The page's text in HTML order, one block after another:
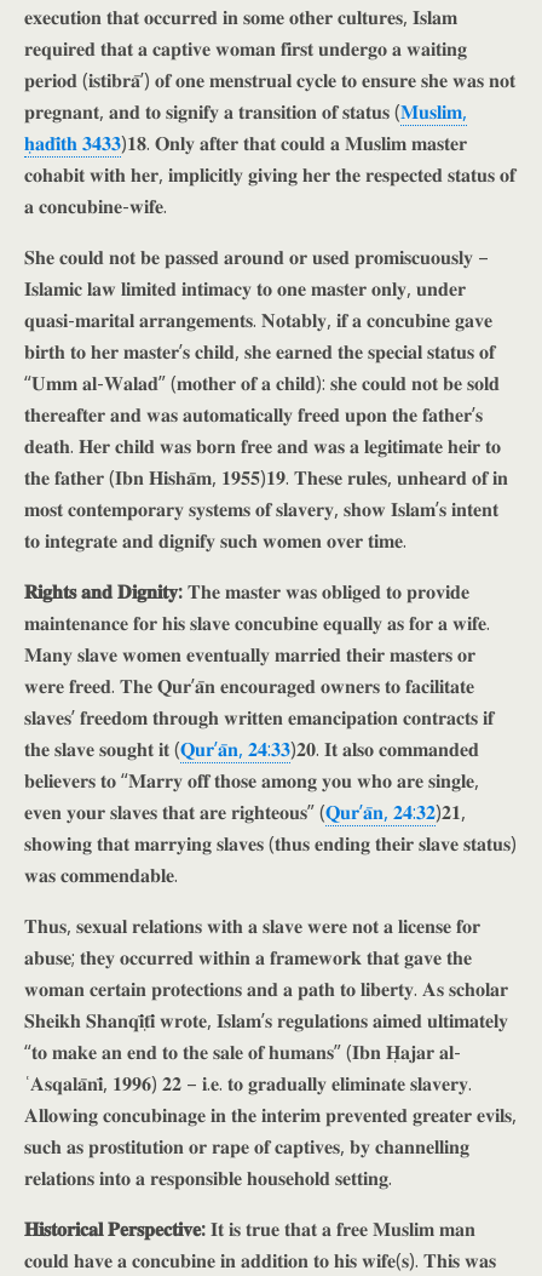
𝐞𝐱𝐞𝐜𝐮𝐭𝐢𝐨𝐧 𝐭𝐡𝐚𝐭 𝐨𝐜𝐜𝐮𝐫𝐫𝐞𝐝 𝐢𝐧 𝐬𝐨𝐦𝐞 𝐨𝐭𝐡𝐞𝐫 𝐜𝐮𝐥𝐭𝐮𝐫𝐞𝐬, 𝐈𝐬𝐥𝐚𝐦
𝐫𝐞𝐪𝐮𝐢𝐫𝐞𝐝 𝐭𝐡𝐚𝐭 𝐚 𝐜𝐚𝐩𝐭𝐢𝐯𝐞 𝐰𝐨𝐦𝐚𝐧 𝐟𝐢𝐫𝐬𝐭 𝐮𝐧𝐝𝐞𝐫𝐠𝐨 𝐚 𝐰𝐚𝐢𝐭𝐢𝐧𝐠
𝐩𝐞𝐫𝐢𝐨𝐝 (𝐢𝐬𝐭𝐢𝐛𝐫𝐚̄’) 𝐨𝐟 𝐨𝐧𝐞 𝐦𝐞𝐧𝐬𝐭𝐫𝐮𝐚𝐥 𝐜𝐲𝐜𝐥𝐞 𝐭𝐨 𝐞𝐧𝐬𝐮𝐫𝐞 𝐬𝐡𝐞 𝐰𝐚𝐬 𝐧𝐨𝐭
𝐩𝐫𝐞𝐠𝐧𝐚𝐧𝐭, 𝐚𝐧𝐝 𝐭𝐨 𝐬𝐢𝐠𝐧𝐢𝐟𝐲 𝐚 𝐭𝐫𝐚𝐧𝐬𝐢𝐭𝐢𝐨𝐧 𝐨𝐟 𝐬𝐭𝐚𝐭𝐮𝐬 (𝐌𝐮𝐬𝐥𝐢𝐦,
𝐡̣𝐚𝐝𝐢̄𝐭𝐡 𝟑𝟒𝟑𝟑)𝟏𝟖. 𝐎𝐧𝐥𝐲 𝐚𝐟𝐭𝐞𝐫 𝐭𝐡𝐚𝐭 𝐜𝐨𝐮𝐥𝐝 𝐚 𝐌𝐮𝐬𝐥𝐢𝐦 𝐦𝐚𝐬𝐭𝐞𝐫
𝐜𝐨𝐡𝐚𝐛𝐢𝐭 𝐰𝐢𝐭𝐡 𝐡𝐞𝐫, 𝐢𝐦𝐩𝐥𝐢𝐜𝐢𝐭𝐥𝐲 𝐠𝐢𝐯𝐢𝐧𝐠 𝐡𝐞𝐫 𝐭𝐡𝐞 𝐫𝐞𝐬𝐩𝐞𝐜𝐭𝐞𝐝 𝐬𝐭𝐚𝐭𝐮𝐬 𝐨𝐟
𝐚 𝐜𝐨𝐧𝐜𝐮𝐛𝐢𝐧𝐞-𝐰𝐢𝐟𝐞.
𝐒𝐡𝐞 𝐜𝐨𝐮𝐥𝐝 𝐧𝐨𝐭 𝐛𝐞 𝐩𝐚𝐬𝐬𝐞𝐝 𝐚𝐫𝐨𝐮𝐧𝐝 𝐨𝐫 𝐮𝐬𝐞𝐝 𝐩𝐫𝐨𝐦𝐢𝐬𝐜𝐮𝐨𝐮𝐬𝐥𝐲 –
𝐈𝐬𝐥𝐚𝐦𝐢𝐜 𝐥𝐚𝐰 𝐥𝐢𝐦𝐢𝐭𝐞𝐝 𝐢𝐧𝐭𝐢𝐦𝐚𝐜𝐲 𝐭𝐨 𝐨𝐧𝐞 𝐦𝐚𝐬𝐭𝐞𝐫 𝐨𝐧𝐥𝐲, 𝐮𝐧𝐝𝐞𝐫
𝐪𝐮𝐚𝐬𝐢-𝐦𝐚𝐫𝐢𝐭𝐚𝐥 𝐚𝐫𝐫𝐚𝐧𝐠𝐞𝐦𝐞𝐧𝐭𝐬. 𝐍𝐨𝐭𝐚𝐛𝐥𝐲, 𝐢𝐟 𝐚 𝐜𝐨𝐧𝐜𝐮𝐛𝐢𝐧𝐞 𝐠𝐚𝐯𝐞
𝐛𝐢𝐫𝐭𝐡 𝐭𝐨 𝐡𝐞𝐫 𝐦𝐚𝐬𝐭𝐞𝐫’𝐬 𝐜𝐡𝐢𝐥𝐝, 𝐬𝐡𝐞 𝐞𝐚𝐫𝐧𝐞𝐝 𝐭𝐡𝐞 𝐬𝐩𝐞𝐜𝐢𝐚𝐥 𝐬𝐭𝐚𝐭𝐮𝐬 𝐨𝐟
“𝐔𝐦𝐦 𝐚𝐥-𝐖𝐚𝐥𝐚𝐝” (𝐦𝐨𝐭𝐡𝐞𝐫 𝐨𝐟 𝐚 𝐜𝐡𝐢𝐥𝐝): 𝐬𝐡𝐞 𝐜𝐨𝐮𝐥𝐝 𝐧𝐨𝐭 𝐛𝐞 𝐬𝐨𝐥𝐝
𝐭𝐡𝐞𝐫𝐞𝐚𝐟𝐭𝐞𝐫 𝐚𝐧𝐝 𝐰𝐚𝐬 𝐚𝐮𝐭𝐨𝐦𝐚𝐭𝐢𝐜𝐚𝐥𝐥𝐲 𝐟𝐫𝐞𝐞𝐝 𝐮𝐩𝐨𝐧 𝐭𝐡𝐞 𝐟𝐚𝐭𝐡𝐞𝐫’𝐬
𝐝𝐞𝐚𝐭𝐡. 𝐇𝐞𝐫 𝐜𝐡𝐢𝐥𝐝 𝐰𝐚𝐬 𝐛𝐨𝐫𝐧 𝐟𝐫𝐞𝐞 𝐚𝐧𝐝 𝐰𝐚𝐬 𝐚 𝐥𝐞𝐠𝐢𝐭𝐢𝐦𝐚𝐭𝐞 𝐡𝐞𝐢𝐫 𝐭𝐨
𝐭𝐡𝐞 𝐟𝐚𝐭𝐡𝐞𝐫 (𝐈𝐛𝐧 𝐇𝐢𝐬𝐡𝐚̄𝐦, 𝟏𝟗𝟓𝟓)𝟏𝟗. 𝐓𝐡𝐞𝐬𝐞 𝐫𝐮𝐥𝐞𝐬, 𝐮𝐧𝐡𝐞𝐚𝐫𝐝 𝐨𝐟 𝐢𝐧
𝐦𝐨𝐬𝐭 𝐜𝐨𝐧𝐭𝐞𝐦𝐩𝐨𝐫𝐚𝐫𝐲 𝐬𝐲𝐬𝐭𝐞𝐦𝐬 𝐨𝐟 𝐬𝐥𝐚𝐯𝐞𝐫𝐲, 𝐬𝐡𝐨𝐰 𝐈𝐬𝐥𝐚𝐦’𝐬 𝐢𝐧𝐭𝐞𝐧𝐭
𝐭𝐨 𝐢𝐧𝐭𝐞𝐠𝐫𝐚𝐭𝐞 𝐚𝐧𝐝 𝐝𝐢𝐠𝐧𝐢𝐟𝐲 𝐬𝐮𝐜𝐡 𝐰𝐨𝐦𝐞𝐧 𝐨𝐯𝐞𝐫 𝐭𝐢𝐦𝐞.
𝐑𝐢𝐠𝐡𝐭𝐬 𝐚𝐧𝐝 𝐃𝐢𝐠𝐧𝐢𝐭𝐲:𝐓𝐡𝐞 𝐦𝐚𝐬𝐭𝐞𝐫 𝐰𝐚𝐬 𝐨𝐛𝐥𝐢𝐠𝐞𝐝 𝐭𝐨 𝐩𝐫𝐨𝐯𝐢𝐝𝐞
𝐦𝐚𝐢𝐧𝐭𝐞𝐧𝐚𝐧𝐜𝐞 𝐟𝐨𝐫 𝐡𝐢𝐬 𝐬𝐥𝐚𝐯𝐞 𝐜𝐨𝐧𝐜𝐮𝐛𝐢𝐧𝐞 𝐞𝐪𝐮𝐚𝐥𝐥𝐲 𝐚𝐬 𝐟𝐨𝐫 𝐚 𝐰𝐢𝐟𝐞.
𝐌𝐚𝐧𝐲 𝐬𝐥𝐚𝐯𝐞 𝐰𝐨𝐦𝐞𝐧 𝐞𝐯𝐞𝐧𝐭𝐮𝐚𝐥𝐥𝐲 𝐦𝐚𝐫𝐫𝐢𝐞𝐝 𝐭𝐡𝐞𝐢𝐫 𝐦𝐚𝐬𝐭𝐞𝐫𝐬 𝐨𝐫
𝐰𝐞𝐫𝐞 𝐟𝐫𝐞𝐞𝐝. 𝐓𝐡𝐞 𝐐𝐮𝐫’𝐚̄𝐧 𝐞𝐧𝐜𝐨𝐮𝐫𝐚𝐠𝐞𝐝 𝐨𝐰𝐧𝐞𝐫𝐬 𝐭𝐨 𝐟𝐚𝐜𝐢𝐥𝐢𝐭𝐚𝐭𝐞
𝐬𝐥𝐚𝐯𝐞𝐬’ 𝐟𝐫𝐞𝐞𝐝𝐨𝐦 𝐭𝐡𝐫𝐨𝐮𝐠𝐡 𝐰𝐫𝐢𝐭𝐭𝐞𝐧 𝐞𝐦𝐚𝐧𝐜𝐢𝐩𝐚𝐭𝐢𝐨𝐧 𝐜𝐨𝐧𝐭𝐫𝐚𝐜𝐭𝐬 𝐢𝐟
𝐭𝐡𝐞 𝐬𝐥𝐚𝐯𝐞 𝐬𝐨𝐮𝐠𝐡𝐭 𝐢𝐭 (𝐐𝐮𝐫’𝐚̄𝐧, 𝟐𝟒:𝟑𝟑)𝟐𝟎. 𝐈𝐭 𝐚𝐥𝐬𝐨 𝐜𝐨𝐦𝐦𝐚𝐧𝐝𝐞𝐝
𝐛𝐞𝐥𝐢𝐞𝐯𝐞𝐫𝐬 𝐭𝐨 “𝐌𝐚𝐫𝐫𝐲 𝐨𝐟𝐟 𝐭𝐡𝐨𝐬𝐞 𝐚𝐦𝐨𝐧𝐠 𝐲𝐨𝐮 𝐰𝐡𝐨 𝐚𝐫𝐞 𝐬𝐢𝐧𝐠𝐥𝐞,
𝐞𝐯𝐞𝐧 𝐲𝐨𝐮𝐫 𝐬𝐥𝐚𝐯𝐞𝐬 𝐭𝐡𝐚𝐭 𝐚𝐫𝐞 𝐫𝐢𝐠𝐡𝐭𝐞𝐨𝐮𝐬” (𝐐𝐮𝐫’𝐚̄𝐧, 𝟐𝟒:𝟑𝟐)𝟐𝟏,
𝐬𝐡𝐨𝐰𝐢𝐧𝐠 𝐭𝐡𝐚𝐭 𝐦𝐚𝐫𝐫𝐲𝐢𝐧𝐠 𝐬𝐥𝐚𝐯𝐞𝐬 (𝐭𝐡𝐮𝐬 𝐞𝐧𝐝𝐢𝐧𝐠 𝐭𝐡𝐞𝐢𝐫 𝐬𝐥𝐚𝐯𝐞 𝐬𝐭𝐚𝐭𝐮𝐬)
𝐰𝐚𝐬 𝐜𝐨𝐦𝐦𝐞𝐧𝐝𝐚𝐛𝐥𝐞.
𝐓𝐡𝐮𝐬, 𝐬𝐞𝐱𝐮𝐚𝐥 𝐫𝐞𝐥𝐚𝐭𝐢𝐨𝐧𝐬 𝐰𝐢𝐭𝐡 𝐚 𝐬𝐥𝐚𝐯𝐞 𝐰𝐞𝐫𝐞 𝐧𝐨𝐭 𝐚 𝐥𝐢𝐜𝐞𝐧𝐬𝐞 𝐟𝐨𝐫
𝐚𝐛𝐮𝐬𝐞; 𝐭𝐡𝐞𝐲 𝐨𝐜𝐜𝐮𝐫𝐫𝐞𝐝 𝐰𝐢𝐭𝐡𝐢𝐧 𝐚 𝐟𝐫𝐚𝐦𝐞𝐰𝐨𝐫𝐤 𝐭𝐡𝐚𝐭 𝐠𝐚𝐯𝐞 𝐭𝐡𝐞
𝐰𝐨𝐦𝐚𝐧 𝐜𝐞𝐫𝐭𝐚𝐢𝐧 𝐩𝐫𝐨𝐭𝐞𝐜𝐭𝐢𝐨𝐧𝐬 𝐚𝐧𝐝 𝐚 𝐩𝐚𝐭𝐡 𝐭𝐨 𝐥𝐢𝐛𝐞𝐫𝐭𝐲. 𝐀𝐬 𝐬𝐜𝐡𝐨𝐥𝐚𝐫
𝐒𝐡𝐞𝐢𝐤𝐡 𝐒𝐡𝐚𝐧𝐪𝐢̄𝐭̣𝐢̄ 𝐰𝐫𝐨𝐭𝐞, 𝐈𝐬𝐥𝐚𝐦’𝐬 𝐫𝐞𝐠𝐮𝐥𝐚𝐭𝐢𝐨𝐧𝐬 𝐚𝐢𝐦𝐞𝐝 𝐮𝐥𝐭𝐢𝐦𝐚𝐭𝐞𝐥𝐲
“𝐭𝐨 𝐦𝐚𝐤𝐞 𝐚𝐧 𝐞𝐧𝐝 𝐭𝐨 𝐭𝐡𝐞 𝐬𝐚𝐥𝐞 𝐨𝐟 𝐡𝐮𝐦𝐚𝐧𝐬” (𝐈𝐛𝐧 𝐇̣𝐚𝐣𝐚𝐫 𝐚𝐥-
ʿ𝐀𝐬𝐪𝐚𝐥𝐚̄𝐧𝐢̄, 𝟏𝟗𝟗𝟔) 𝟐𝟐 – 𝐢.𝐞. 𝐭𝐨 𝐠𝐫𝐚𝐝𝐮𝐚𝐥𝐥𝐲 𝐞𝐥𝐢𝐦𝐢𝐧𝐚𝐭𝐞 𝐬𝐥𝐚𝐯𝐞𝐫𝐲.
𝐀𝐥𝐥𝐨𝐰𝐢𝐧𝐠 𝐜𝐨𝐧𝐜𝐮𝐛𝐢𝐧𝐚𝐠𝐞 𝐢𝐧 𝐭𝐡𝐞 𝐢𝐧𝐭𝐞𝐫𝐢𝐦 𝐩𝐫𝐞𝐯𝐞𝐧𝐭𝐞𝐝 𝐠𝐫𝐞𝐚𝐭𝐞𝐫 𝐞𝐯𝐢𝐥𝐬,
𝐬𝐮𝐜𝐡 𝐚𝐬 𝐩𝐫𝐨𝐬𝐭𝐢𝐭𝐮𝐭𝐢𝐨𝐧 𝐨𝐫 𝐫𝐚𝐩𝐞 𝐨𝐟 𝐜𝐚𝐩𝐭𝐢𝐯𝐞𝐬, 𝐛𝐲 𝐜𝐡𝐚𝐧𝐧𝐞𝐥𝐥𝐢𝐧𝐠
𝐫𝐞𝐥𝐚𝐭𝐢𝐨𝐧𝐬 𝐢𝐧𝐭𝐨 𝐚 𝐫𝐞𝐬𝐩𝐨𝐧𝐬𝐢𝐛𝐥𝐞 𝐡𝐨𝐮𝐬𝐞𝐡𝐨𝐥𝐝 𝐬𝐞𝐭𝐭𝐢𝐧𝐠.
𝐇𝐢𝐬𝐭𝐨𝐫𝐢𝐜𝐚𝐥 𝐏𝐞𝐫𝐬𝐩𝐞𝐜𝐭𝐢𝐯𝐞:𝐈𝐭 𝐢𝐬 𝐭𝐫𝐮𝐞 𝐭𝐡𝐚𝐭 𝐚 𝐟𝐫𝐞𝐞 𝐌𝐮𝐬𝐥𝐢𝐦 𝐦𝐚𝐧
𝐜𝐨𝐮𝐥𝐝 𝐡𝐚𝐯𝐞 𝐚 𝐜𝐨𝐧𝐜𝐮𝐛𝐢𝐧𝐞 𝐢𝐧 𝐚𝐝𝐝𝐢𝐭𝐢𝐨𝐧 𝐭𝐨 𝐡𝐢𝐬 𝐰𝐢𝐟𝐞(𝐬). 𝐓𝐡𝐢𝐬 𝐰𝐚𝐬